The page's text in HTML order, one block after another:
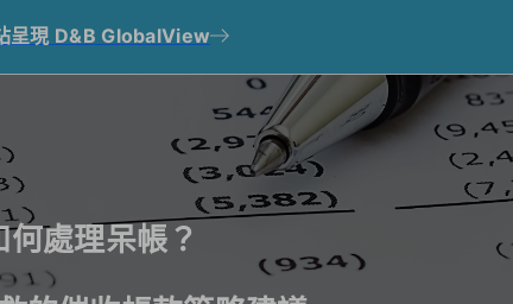
呈現 D&B GlobalView
處理呆帳？